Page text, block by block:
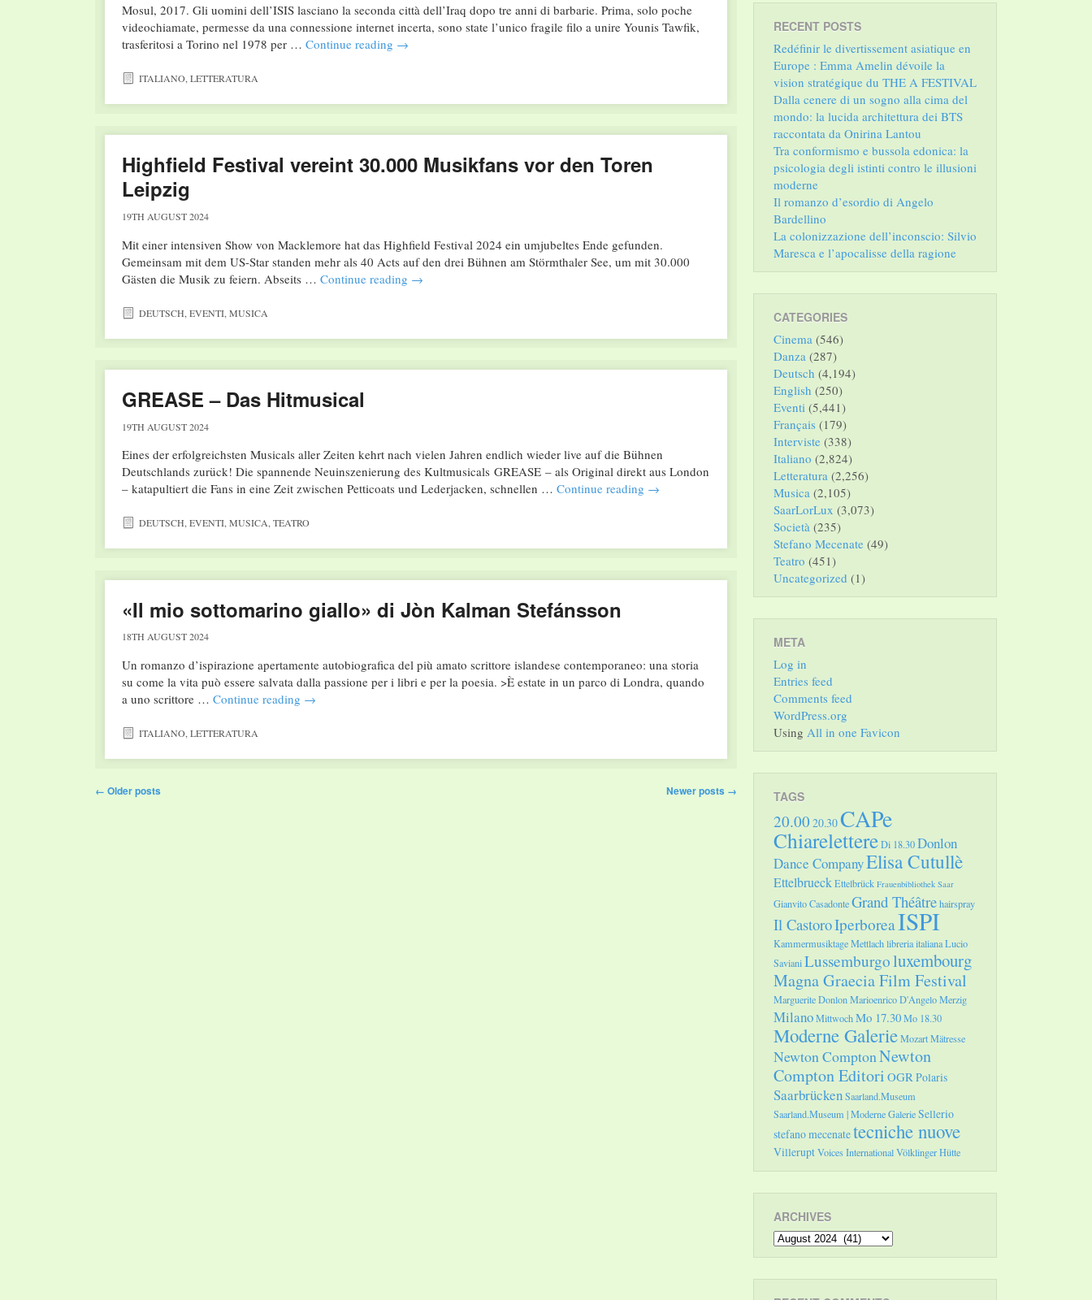
Mosul, 2017. Gli uomini dell’ISIS lasciano la seconda città dell’Iraq dopo tre anni di barbarie. Prima, solo poche
videochiamate, permesse da una connessione internet incerta, sono state l’unico fragile filo a unire Younis Tawfik,
trasferitosi a Torino nel 1978 per … Continue reading →
ITALIANO, LETTERATURA
Highfield Festival vereint 30.000 Musikfans vor den Toren
Leipzig
19TH AUGUST 2024
Mit einer intensiven Show von Macklemore hat das Highfield Festival 2024 ein umjubeltes Ende gefunden.
Gemeinsam mit dem US-Star standen mehr als 40 Acts auf den drei Bühnen am Störmthaler See, um mit 30.000
Gästen die Musik zu feiern. Abseits … Continue reading →
DEUTSCH EVENTI, MUSICA
GREASE – Das Hitmusical
19TH AUGUST 2024
Eines der erfolgreichsten Musicals aller Zeiten kehrt nach vielen Jahren endlich wieder live auf die Bühnen
Deutschlands zurück! Die spannende Neuinszenierung des Kultmusicals GREASE – als Original direkt aus London
– katapultiert die Fans in eine Zeit zwischen Petticoats und Lederjacken, schnellen … Continue reading →
DEUTSCH,EVENTI,MUSICA,TEATRO
«Il mio sottomarino giallo» di Jòn Kalman Stefánsson
18TH AUGUST 2024
Un romanzo d’ispirazione apertamente autobiografica del più amato scrittore islandese contemporaneo: una storia
su come la vita può essere salvata dalla passione per i libri e per la poesia. >È estate in un parco di Londra, quando
a uno scrittore … Continue reading →
ITALIANO, LETTERATURA
Post navigation
← Older posts Newer posts →
RECENT POSTS
Redéfinir le divertissement asiatique en
Europe : Emma Amelin dévoile la
vision stratégique du THE A FESTIVAL
Dalla cenere di un sogno alla cima del
mondo: la lucida architettura dei BTS
raccontata da Onirina Lantou
Tra conformismo e bussola edonica: la
psicologia degli istinti contro le illusioni
moderne
Il romanzo d’esordio di Angelo
Bardellino
La colonizzazione dell’inconscio: Silvio
Maresca e l’apocalisse della ragione
CATEGORIES
Cinema (546)
Danza (287)
Deutsch (4,194)
English (250)
Eventi (5,441)
Français (179)
Interviste (338)
Italiano (2,824)
Letteratura (2,256)
Musica (2,105)
SaarLorLux (3,073)
Società (235)
Stefano Mecenate (49)
Teatro (451)
Uncategorized (1)
META
Log in
Entries feed
Comments feed
WordPress.org
Using All in one Favicon
TAGS
20.00 20.30CAPe
ChiarelettereDi 18.30Donlon
Dance CompanyElisa Cutullè
EttelbrueckEttelbrück Frauenbibliothek Saar
Gianvito CasadonteGrand Théâtrehairspray
Il CastoroIperboreaISPI
Kammermusiktage Mettlachlibreria italianaLucio
SavianiLussemburgoluxembourg
Magna Graecia Film Festival
Marguerite DonlonMarioenrico D'AngeloMerzig
MilanoMittwochMo 17.30Mo 18.30
Moderne GalerieMozartMätresse
Newton ComptonNewton
Compton Editori OGRPolaris
SaarbrückenSaarland.Museum
Saarland.Museum | Moderne GalerieSellerio
stefano mecenatetecniche nuove
VilleruptVoices InternationalVölklinger Hütte
ARCHIVES
Archives